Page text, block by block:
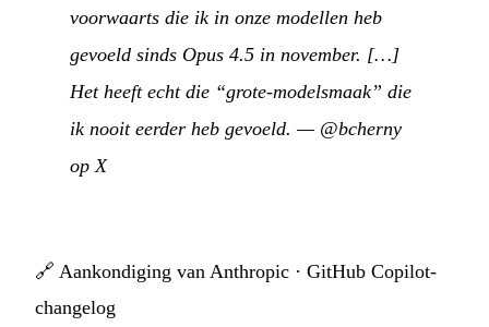
voorwaarts die ik in onze modellen heb
gevoeld sinds Opus 4.5 in november. […]
Het heeft echt die “grote-modelsmaak” die
ik nooit eerder heb gevoeld. — @bcherny
op X
🔗 Aankondiging van Anthropic · GitHub Copilot-
changelog